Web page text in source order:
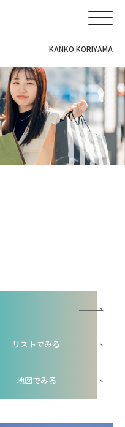
KANKO KORIYAMA
リストでみる
地図でみる